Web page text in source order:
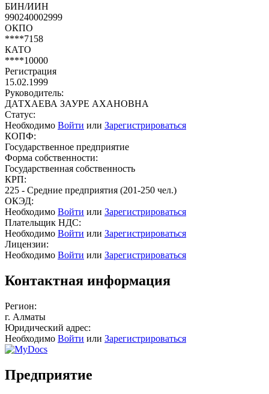
БИН/ИИН
990240002999
ОКПО
****7158
КАТО
****10000
Регистрация
15.02.1999
Руководитель:
ДАТХАЕВА ЗАУРЕ АХАНОВНА
Статус:
Необходимо Войти или Зарегистрироваться
КОПФ:
Государственное предприятие
Форма собственности:
Государственная собственность
КРП:
225 - Средние предприятия (201-250 чел.)
ОКЭД:
Необходимо Войти или Зарегистрироваться
Плательщик НДС:
Необходимо Войти или Зарегистрироваться
Лицензии:
Необходимо Войти или Зарегистрироваться
Контактная информация
Регион:
г. Алматы
Юридический адрес:
Необходимо Войти или Зарегистрироваться
Предприятие